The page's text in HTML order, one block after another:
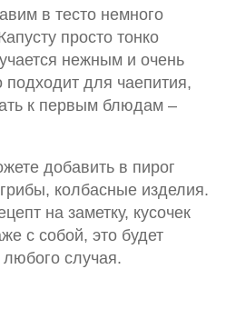
в тесто немного
просто тонко
нежным и очень
для чаепития,
к первым блюдам –
добавить в пирог
колбасные изделия.
на заметку, кусочек
с собой, это будет
случая.